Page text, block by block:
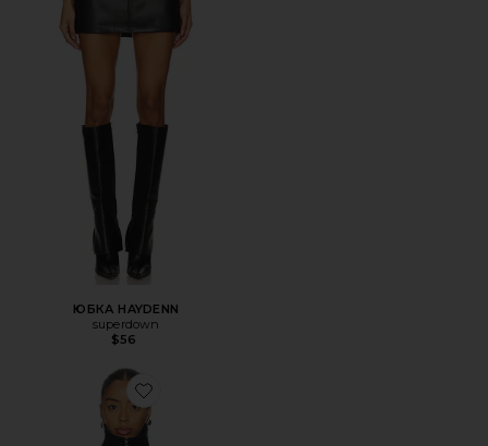
ЮБКА HAYDENN
superdown
$56
Favorite КУРТКА JORUNN